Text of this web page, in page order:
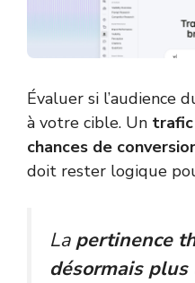
Évaluer si l’audience
à votre cible. Un
chances de
doit rester logique
La pertinence
désormais